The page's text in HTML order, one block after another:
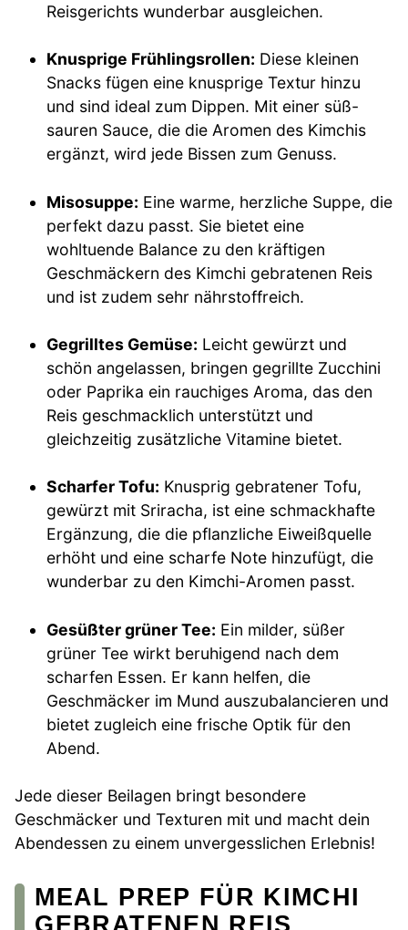
Reisgerichts wunderbar ausgleichen.
Knusprige Frühlingsrollen: Diese kleinen
Snacks fügen eine knusprige Textur hinzu
und sind ideal zum Dippen. Mit einer süß-
sauren Sauce, die die Aromen des Kimchis
ergänzt, wird jede Bissen zum Genuss.
Misosuppe: Eine warme, herzliche Suppe, die
perfekt dazu passt. Sie bietet eine
wohltuende Balance zu den kräftigen
Geschmäckern des Kimchi gebratenen Reis
und ist zudem sehr nährstoffreich.
Gegrilltes Gemüse: Leicht gewürzt und
schön angelassen, bringen gegrillte Zucchini
oder Paprika ein rauchiges Aroma, das den
Reis geschmacklich unterstützt und
gleichzeitig zusätzliche Vitamine bietet.
Scharfer Tofu: Knusprig gebratener Tofu,
gewürzt mit Sriracha, ist eine schmackhafte
Ergänzung, die die pflanzliche Eiweißquelle
erhöht und eine scharfe Note hinzufügt, die
wunderbar zu den Kimchi-Aromen passt.
Gesüßter grüner Tee: Ein milder, süßer
grüner Tee wirkt beruhigend nach dem
scharfen Essen. Er kann helfen, die
Geschmäcker im Mund auszubalancieren und
bietet zugleich eine frische Optik für den
Abend.
Jede dieser Beilagen bringt besondere
Geschmäcker und Texturen mit und macht dein
Abendessen zu einem unvergesslichen Erlebnis!
MEAL PREP FÜR KIMCHI
GEBRATENEN REIS